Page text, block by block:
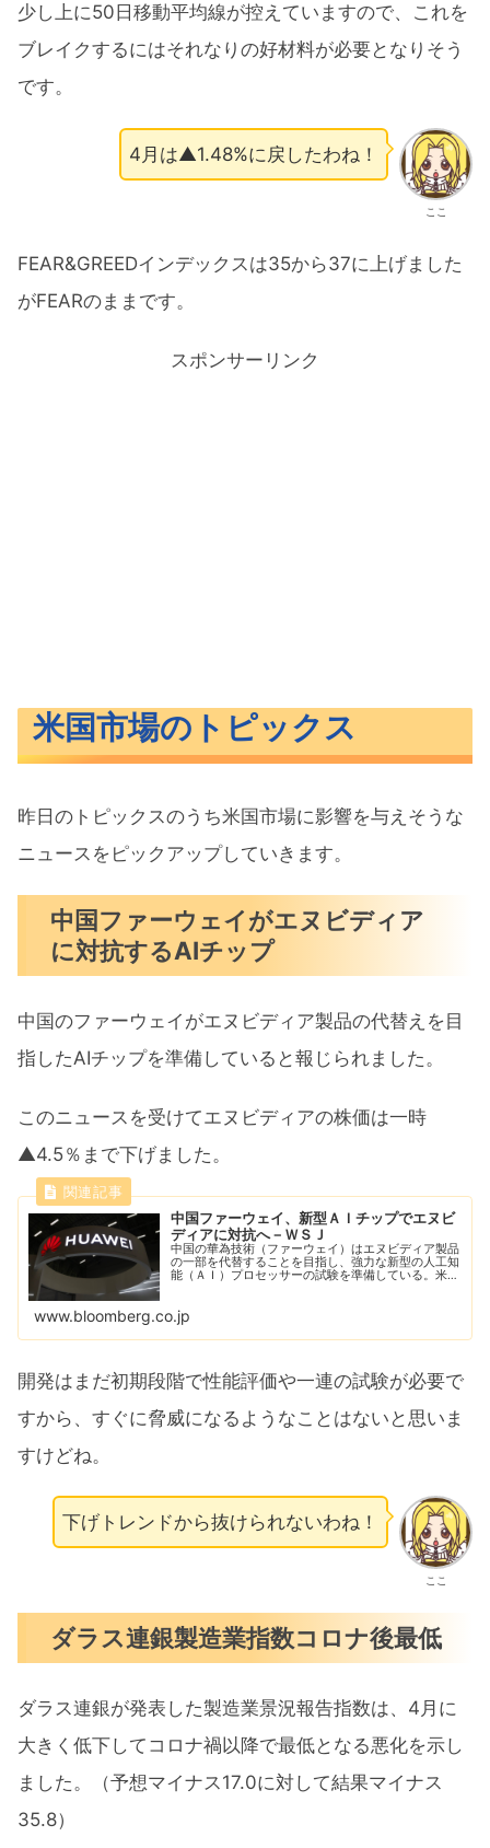
少し上に50日移動平均線が控えていますので、これを
ブレイクするにはそれなりの好材料が必要となりそう
です。
ここ
4月は▲1.48%に戻したわね！
FEAR&GREEDインデックスは35から37に上げました
がFEARのままです。
スポンサーリンク
米国市場のトピックス
昨日のトピックスのうち米国市場に影響を与えそうな
ニュースをピックアップしていきます。
中国ファーウェイがエヌビディア
に対抗するAIチップ
中国のファーウェイがエヌビディア製品の代替えを目
指したAIチップを準備していると報じられました。
このニュースを受けてエヌビディアの株価は一時
▲4.5％まで下げました。
中国ファーウェイ、新型ＡＩチップでエヌビ
ディアに対抗へ－ＷＳＪ
中国の華為技術（ファーウェイ）はエヌビディア製品
の一部を代替することを目指し、強力な新型の人工知
能（ＡＩ）プロセッサーの試験を準備している。米紙
www.bloomberg.co.jp
開発はまだ初期段階で性能評価や一連の試験が必要で
すから、すぐに脅威になるようなことはないと思いま
すけどね。
ここ
下げトレンドから抜けられないわね！
ダラス連銀製造業指数コロナ後最低
ダラス連銀が発表した製造業景況報告指数は、4月に
大きく低下してコロナ禍以降で最低となる悪化を示し
ました。（予想マイナス17.0に対して結果マイナス
35.8）